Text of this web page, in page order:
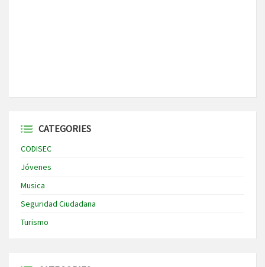
CATEGORIES
CODISEC
Jóvenes
Musica
Seguridad Ciudadana
Turismo